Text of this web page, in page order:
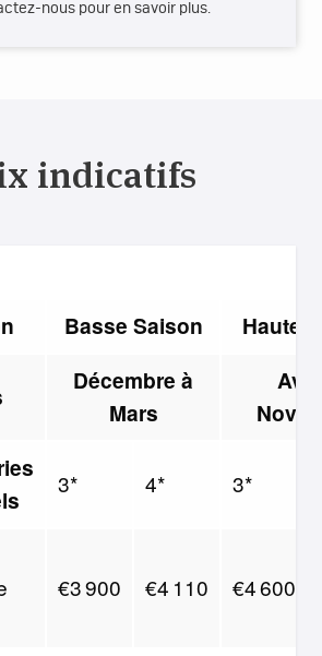
nous pour en savoir plus.
indicatifs
Basse Saison Haute
Décembre à
Mars
3* 4* 3*
€3 900 €4 110 €4 600